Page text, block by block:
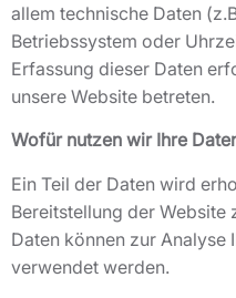
allem technische Daten
Betriebssystem oder
Erfassung dieser Daten
unsere Website betreten.
Wofür nutzen wir Ihre
Ein Teil der Daten wird
Bereitstellung der Website
Daten können zur Analyse
verwendet werden.